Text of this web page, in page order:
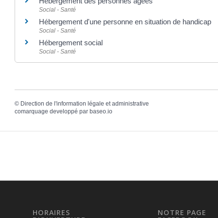
Social - Santé
Hébergement d'une personne en situation de handicap
Social - Santé
Hébergement social
Social - Santé
© Direction de l'information légale et administrative
comarquage developpé par baseo.io
HORAIRES NOTRE PAGE